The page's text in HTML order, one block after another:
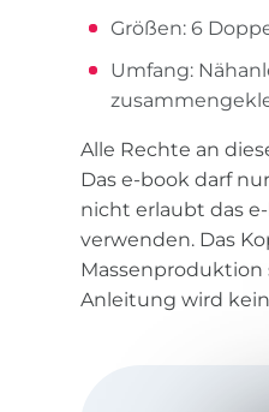
Größen: 6
Umfang:
Alle Rechte an
Das e-book darf
nicht erlaubt das
verwenden. Das
Massenproduktion
Anleitung wird